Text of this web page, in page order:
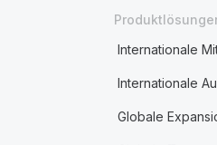
Internationale
Internationale
Globale